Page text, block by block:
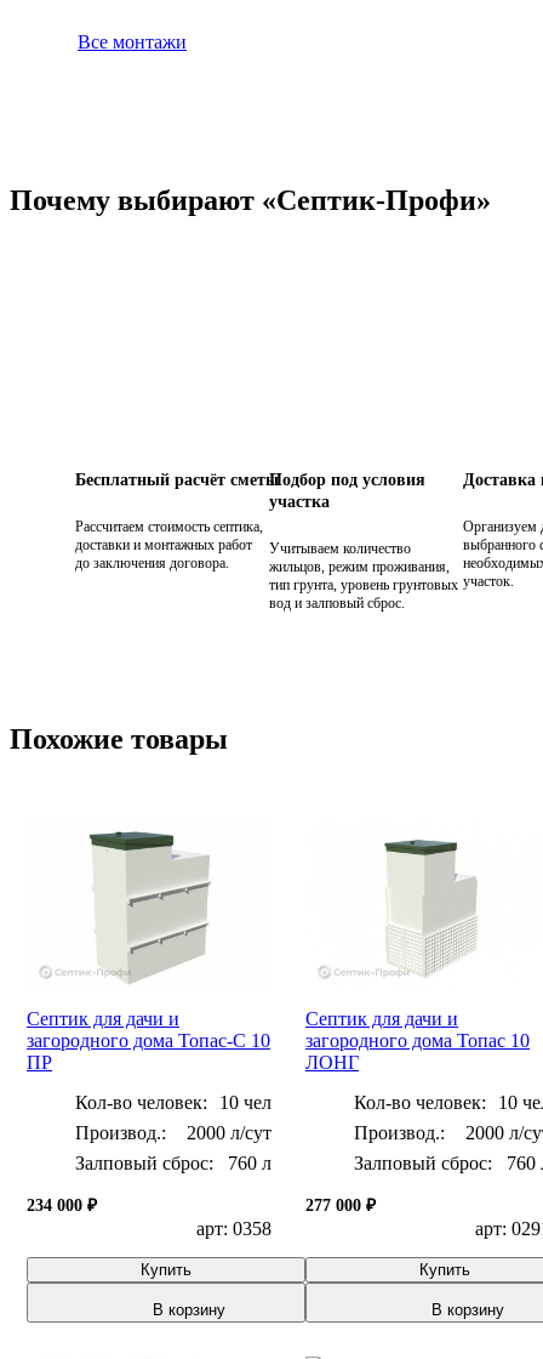
Все монтажи
Почему выбирают «Септик-Профи»
Бесплатный расчёт сметы
Рассчитаем стоимость септика,
доставки и монтажных работ
до заключения договора.
Подбор под условия
участка
Учитываем количество
жильцов, режим проживания,
тип грунта, уровень грунтовых
вод и залповый сброс.
Организуем
выбранного
участок.
Похожие товары
Септик для дачи и
загородного дома Топас-С 10
ПР
Кол-во человек:
10 чел
2000 л/сут
Залповый сброс:
760 л
234 000 ₽
арт: 0358
Купить
В корзину
Септик для дачи и
загородного дома Топас 10
ЛОНГ
Кол-во человек:
10
2000 л/
Залповый сброс:
760
277 000 ₽
арт:
Купить
В корзину